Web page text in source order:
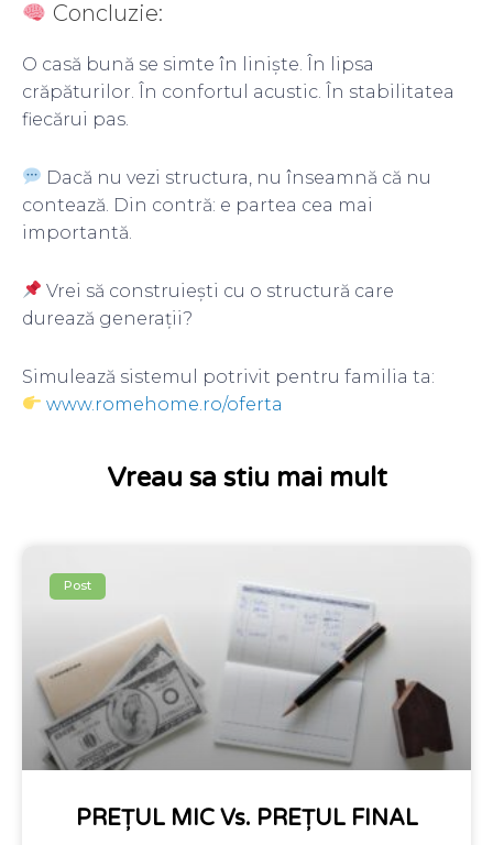
Concluzie:
O casă bună se simte în liniște. În lipsa
crăpăturilor. În confortul acustic. În stabilitatea
fiecărui pas.
Dacă nu vezi structura, nu înseamnă că nu
contează. Din contră: e partea cea mai
importantă.
Vrei să construiești cu o structură care
durează generații?
Simulează sistemul potrivit pentru familia ta:
www.romehome.ro/oferta
Vreau sa stiu mai mult
Post
PREȚUL MIC Vs. PREȚUL FINAL